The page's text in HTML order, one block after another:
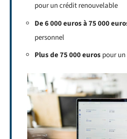
pour un crédit renouvelable
De 6 000 euros à 75 000
personnel
Plus de 75 000 eurospour